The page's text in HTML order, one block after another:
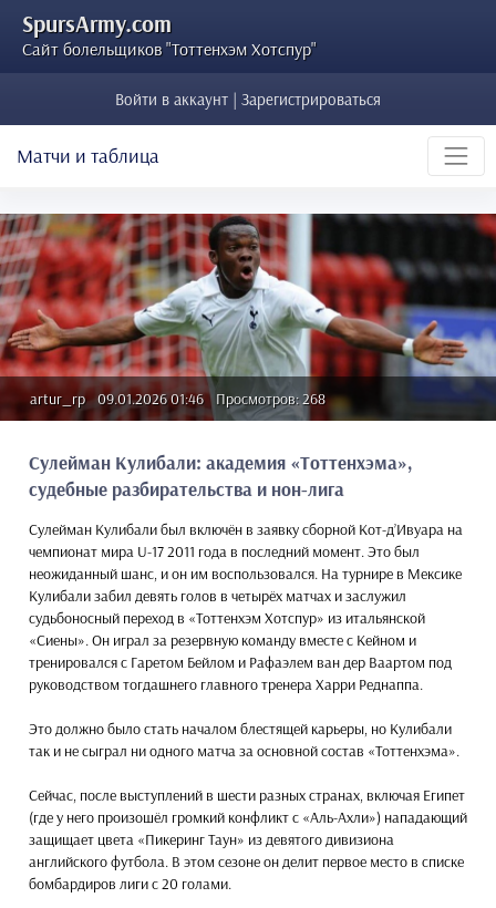
SpursArmy.com
Сайт болельщиков "Тоттенхэм Хотспур"
Войти в аккаунт | Зарегистрироваться
Матчи и таблица
artur_rp 09.01.2026 01:46 Просмотров: 268
Сулейман Кулибали: академия «Тоттенхэма»,
судебные разбирательства и нон-лига
Сулейман Кулибали был включён в заявку сборной Кот-д’Ивуара на
чемпионат мира U-17 2011 года в последний момент. Это был
неожиданный шанс, и он им воспользовался. На турнире в Мексике
Кулибали забил девять голов в четырёх матчах и заслужил
судьбоносный переход в «Тоттенхэм Хотспур» из итальянской
«Сиены». Он играл за резервную команду вместе с Кейном и
тренировался с Гаретом Бейлом и Рафаэлем ван дер Ваартом под
руководством тогдашнего главного тренера Харри Реднаппа.
Это должно было стать началом блестящей карьеры, но Кулибали
так и не сыграл ни одного матча за основной состав «Тоттенхэма».
Сейчас, после выступлений в шести разных странах, включая Египет
(где у него произошёл громкий конфликт с «Аль-Ахли») нападающий
защищает цвета «Пикеринг Таун» из девятого дивизиона
английского футбола. В этом сезоне он делит первое место в списке
бомбардиров лиги с 20 голами.